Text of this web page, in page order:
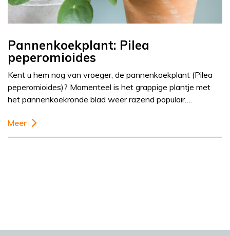
Pannenkoekplant: Pilea
peperomioides
Kent u hem nog van vroeger, de pannenkoekplant (Pilea
peperomioides)? Momenteel is het grappige plantje met
het pannenkoekronde blad weer razend populair….
Meer